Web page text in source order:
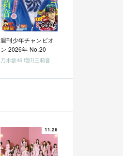
週刊少年チャンピオ
ン 2026年 No.20
乃木坂46 増田三莉音
11.26